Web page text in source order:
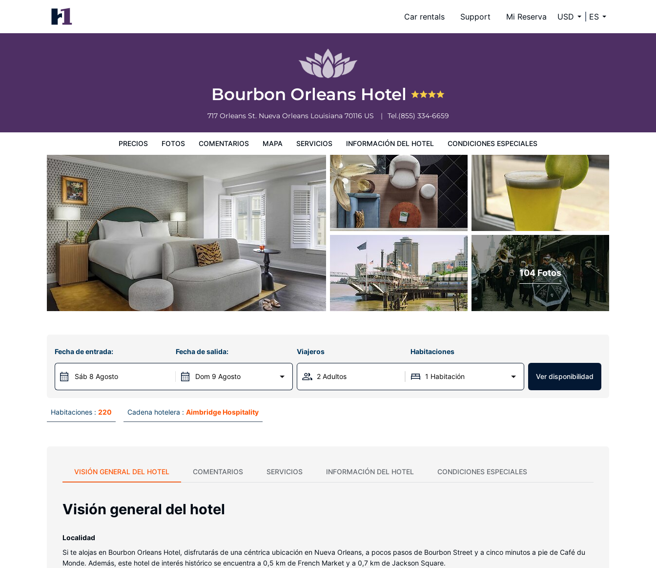
Car rentals Support Mi Reserva USD ES
Bourbon Orleans Hotel
717 Orleans St. Nueva Orleans Louisiana 70116 US Tel.(855) 334-6659
PRECIOS FOTOS COMENTARIOS MAPA SERVICIOS INFORMACIÓN DEL HOTEL CONDICIONES ESPECIALES
Bourbon Orleans Hotel
Precios
104 Fotos
Fecha de entrada:
Sáb 8 Agosto
Fecha de salida:
Dom 9 Agosto
Viajeros Habitaciones
2 Adultos 1 Habitación Ver disponibilidad
Habitaciones : 220 Cadena hotelera : Aimbridge Hospitality
VISIÓN GENERAL DEL HOTEL COMENTARIOS SERVICIOS INFORMACIÓN DEL HOTEL CONDICIONES ESPECIALES
Visión general del hotel
Localidad
Si te alojas en Bourbon Orleans Hotel, disfrutarás de una céntrica ubicación en Nueva Orleans, a pocos pasos de Bourbon Street y a cinco minutos a pie de Café du
Monde. Además, este hotel de interés histórico se encuentra a 0,5 km de French Market y a 0,7 km de Jackson Square.